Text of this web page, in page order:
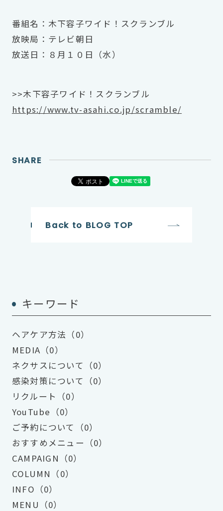
番組名：木下容子ワイド！スクランブル
放映局：テレビ朝日
放送日：８月１０日（水）
>>木下容子ワイド！スクランブル
https://www.tv-asahi.co.jp/scramble/
SHARE
Back to BLOG TOP
キーワード
ヘアケア方法（0）
MEDIA（0）
ネクサスについて（0）
感染対策について（0）
リクルート（0）
YouTube（0）
ご予約について（0）
おすすめメニュー（0）
CAMPAIGN（0）
COLUMN（0）
INFO（0）
MENU（0）